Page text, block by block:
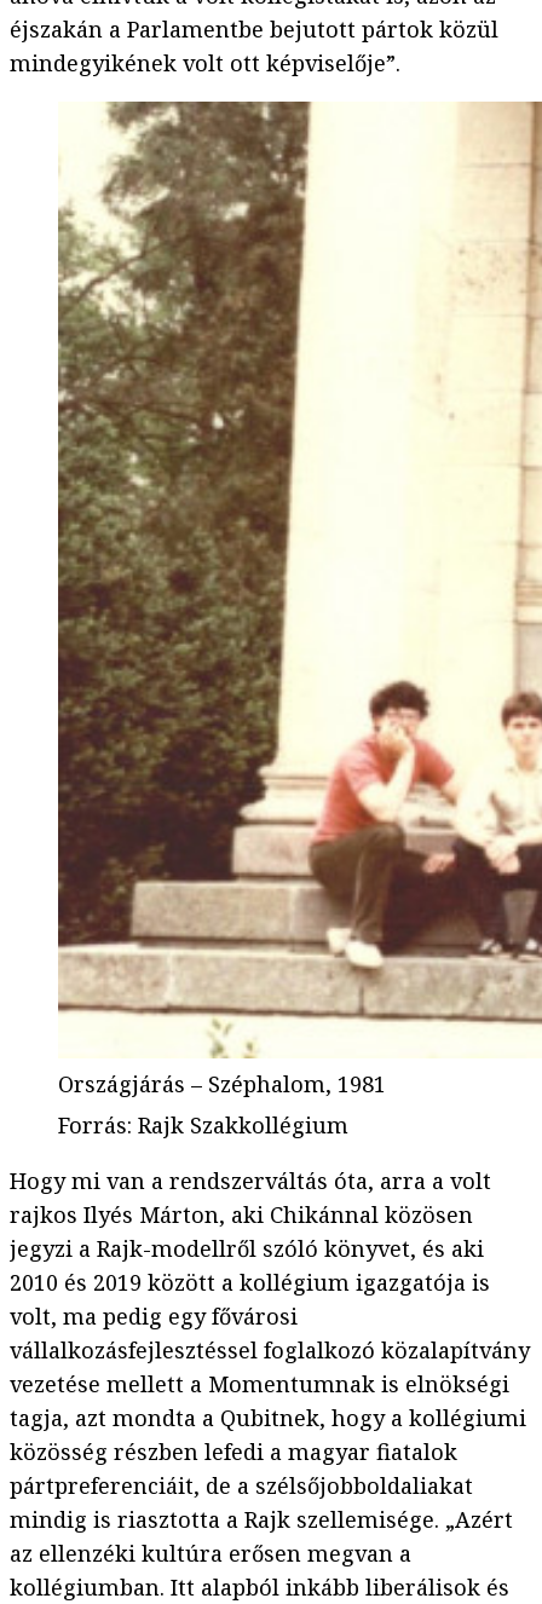
éjszakán a Parlamentbe bejutott pártok közül
mindegyikének volt ott képviselője”.
Országjárás – Széphalom, 1981
Forrás: Rajk Szakkollégium
Hogy mi van a rendszerváltás óta, arra a volt
rajkos Ilyés Márton, aki Chikánnal közösen
jegyzi a Rajk-modellről szóló könyvet, és aki
2010 és 2019 között a kollégium igazgatója is
volt, ma pedig egy fővárosi
vállalkozásfejlesztéssel foglalkozó közalapítvány
vezetése mellett a Momentumnak is elnökségi
tagja, azt mondta a Qubitnek, hogy a kollégiumi
közösség részben lefedi a magyar fiatalok
pártpreferenciáit, de a szélsőjobboldaliakat
mindig is riasztotta a Rajk szellemisége. „Azért
az ellenzéki kultúra erősen megvan a
kollégiumban. Itt alapból inkább liberálisok és